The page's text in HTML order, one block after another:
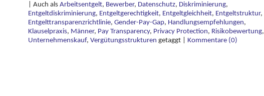
Auch als Arbeitsentgelt, Bewerber, Datenschutz, Diskriminierung,
Entgeltdiskriminierung, Entgeltgerechtigkeit, Entgeltgleichheit, Entgeltstruktur,
Entgelttransparenzrichtlinie, Gender-Pay-Gap, Handlungsempfehlungen,
Klauselpraxis, Männer, Pay Transparency, Privacy Protection, Risikobewertung,
Unternehmenskauf, Vergütungsstrukturen getaggt Kommentare (0)